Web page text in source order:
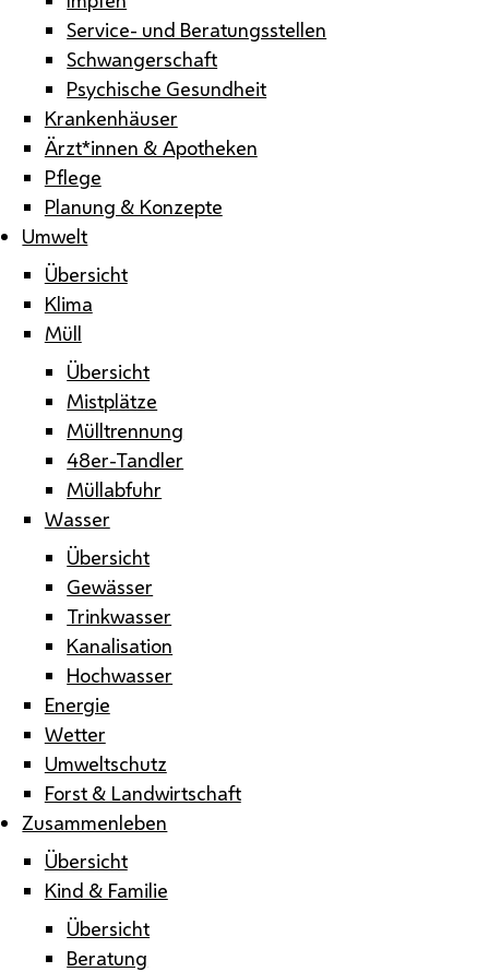
Service- und Beratungsstellen
Schwangerschaft
Psychische Gesundheit
Krankenhäuser
Ärzt*innen & Apotheken
Pflege
Planung & Konzepte
Umwelt
Übersicht
Klima
Müll
Übersicht
Mistplätze
Mülltrennung
48er-Tandler
Müllabfuhr
Wasser
Übersicht
Gewässer
Trinkwasser
Kanalisation
Hochwasser
Energie
Wetter
Umweltschutz
Forst & Landwirtschaft
Zusammenleben
Übersicht
Kind & Familie
Übersicht
Beratung